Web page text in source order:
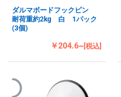
ダルマボードフックピン
耐荷重約2kg 白 1パック
(3個)
￥204.6~[税込]